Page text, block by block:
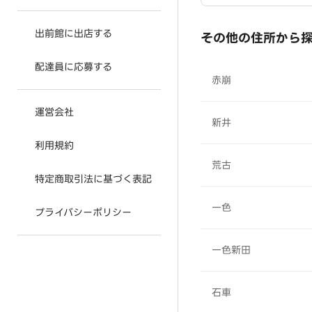
出前館に出店する
配達員に応募する
運営会社
利用規約
特定商取引法に基づく表記
プライバシーポリシー
その他の住所から
赤崩
新井
荒古
一色
一色新田
石車